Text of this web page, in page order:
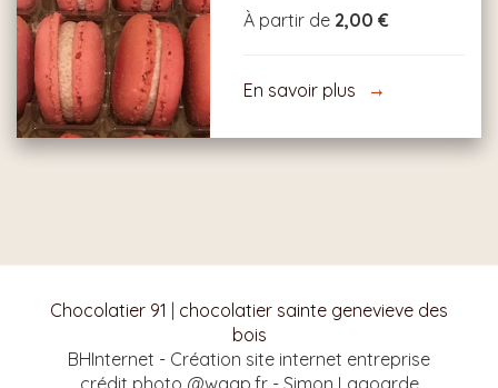
À partir de 2,00 €
En savoir plus
Chocolatier 91
chocolatier sainte genevieve des
bois
BHInternet - Création site internet entreprise
crédit photo @waap.fr - Simon Lagoarde